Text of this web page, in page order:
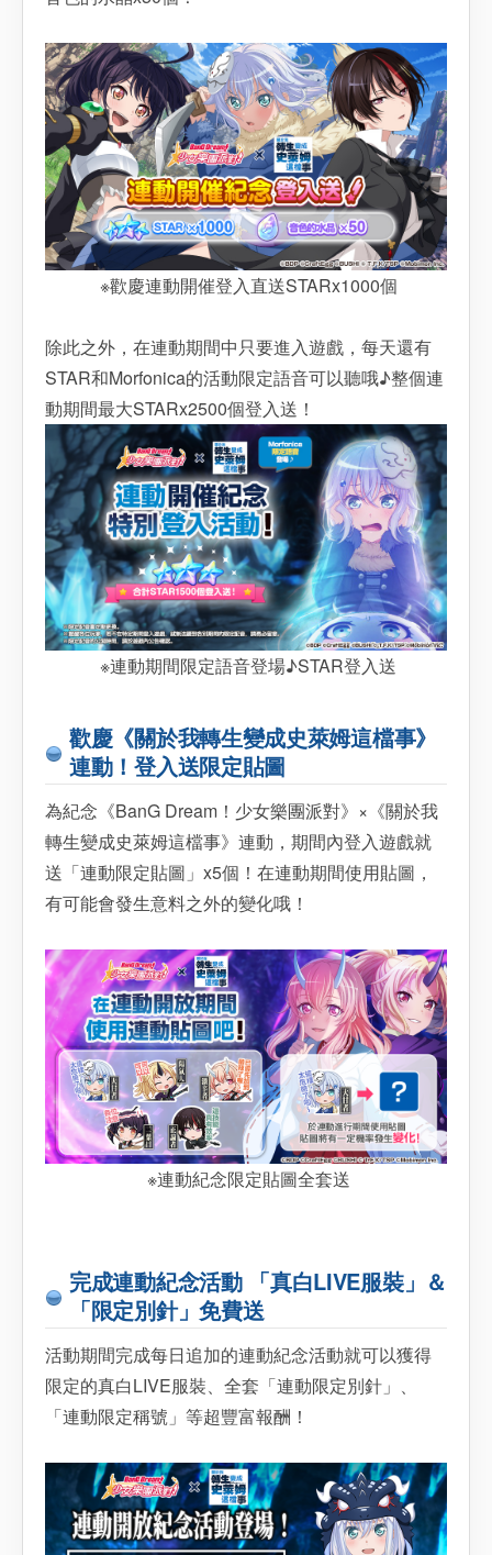
※歡慶連動開催登入直送STARx1000個
除此之外，在連動期間中只要進入遊戲，每天還有
STAR和Morfonica的活動限定語音可以聽哦♪整個連
動期間最大STARx2500個登入送！
※連動期間限定語音登場♪STAR登入送
歡慶《關於我轉生變成史萊姆這檔事》
連動！登入送限定貼圖
為紀念《BanG Dream！少女樂團派對》×《關於我
轉生變成史萊姆這檔事》連動，期間內登入遊戲就
送「連動限定貼圖」x5個！在連動期間使用貼圖，
有可能會發生意料之外的變化哦！
※連動紀念限定貼圖全套送
完成連動紀念活動 「真白LIVE服裝」＆
「限定別針」免費送
活動期間完成每日追加的連動紀念活動就可以獲得
限定的真白LIVE服裝、全套「連動限定別針」、
「連動限定稱號」等超豐富報酬！